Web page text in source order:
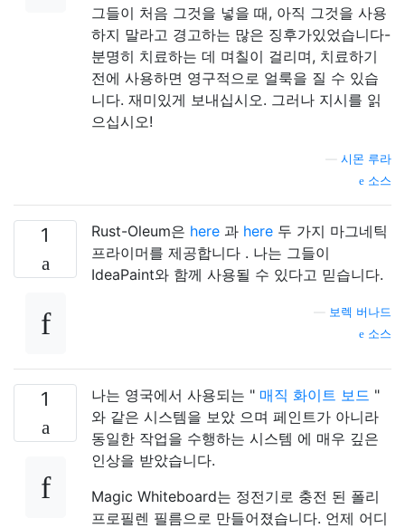
그들이 처음 그것을 넣을 때, 아직 그것을 사용
하지 말라고 경고하는 많은 징후가있었습니다-
분명히 치료하는 데 며칠이 걸리며, 치료하기
전에 사용하면 영구적으로 얼룩을 질 수 있습
니다. 재미있게 보내십시오. 그러나 지시를 읽
으십시오!
시몬 루라
소스
1 Rust-Oleum은 here 과 here 두 가지 마그네틱
프라이머를 제공합니다 . 나는 그들이
IdeaPaint와 함께 사용될 수 있다고 믿습니다.
보렉 버나드
소스
1 나는 영국에서 사용되는 " 매직 화이트 보드 "
와 같은 시스템을 보았 으며 페인트가 아니라
동일한 작업을 수행하는 시스템 에 매우 깊은
인상을 받았습니다.
Magic Whiteboard는 정전기로 충전 된 폴리
프로필렌 필름으로 만들어졌습니다. 언제 어디